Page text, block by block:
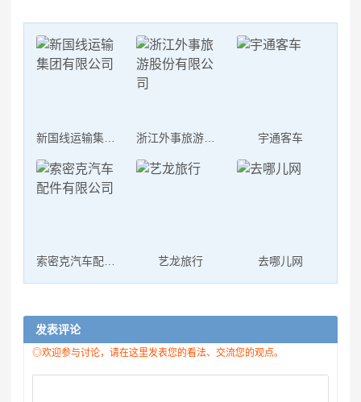
宇通客车
艺龙旅行 去哪儿网
发表评论
◎欢迎参与讨论，请在这里发表您的看法、交流您的观点。